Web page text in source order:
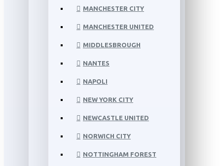
MANCHESTER CITY
MANCHESTER UNITED
MIDDLESBROUGH
NANTES
NAPOLI
NEW YORK CITY
NEWCASTLE UNITED
NORWICH CITY
NOTTINGHAM FOREST